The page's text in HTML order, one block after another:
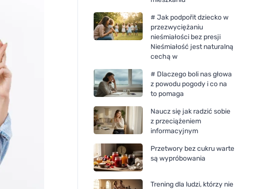
# Jak podpořit dziecko w
przezwyciężaniu
nieśmiałości bez presji
Nieśmiałość jest naturalną
cechą w
# Dlaczego boli nas głowa
z powodu pogody i co na
to pomaga
Naucz się jak radzić sobie
z przeciążeniem
informacyjnym
Przetwory bez cukru warte
są wypróbowania
Trening dla ludzi, którzy nie